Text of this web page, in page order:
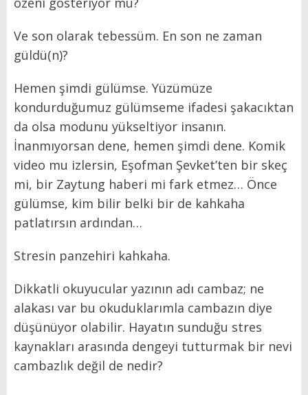
Ve son olarak tebessüm. En son ne zaman
güldü(n)?
Hemen şimdi gülümse. Yüzümüze
kondurduğumuz gülümseme ifadesi şakacıktan
da olsa modunu yükseltiyor insanın.
İnanmıyorsan dene, hemen şimdi dene. Komik
video mu izlersin, Eşofman Şevket’ten bir skeç
mi, bir Zaytung haberi mi fark etmez… Önce
gülümse, kim bilir belki bir de kahkaha
patlatırsın ardından…
Stresin panzehiri kahkaha.
Dikkatli okuyucular yazının adı cambaz; ne
alakası var bu okuduklarımla cambazın diye
düşünüyor olabilir. Hayatın sunduğu stres
kaynakları arasında dengeyi tutturmak bir nevi
cambazlık değil de nedir?